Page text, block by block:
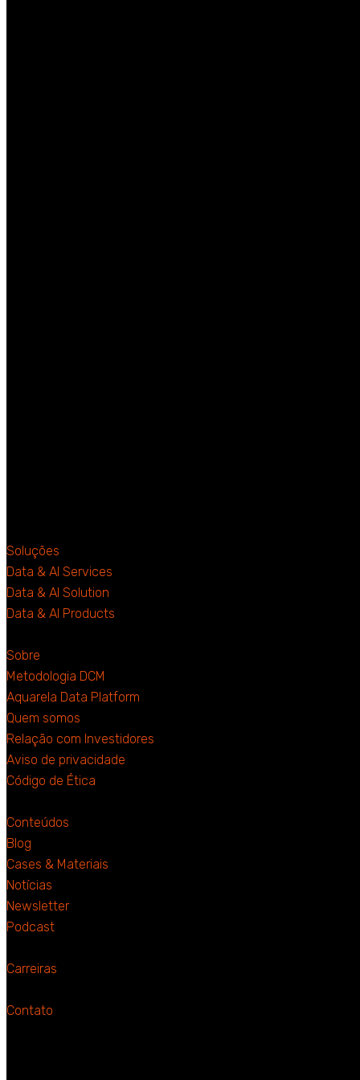
Soluções
Data & AI Services
Data & AI Solution
Data & AI Products
Sobre
Metodologia DCM
Aquarela Data Platform
Quem somos
Relação com Investidores
Aviso de privacidade
Código de Ética
Conteúdos
Blog
Cases & Materiais
Notícias
Newsletter
Podcast
Carreiras
Contato